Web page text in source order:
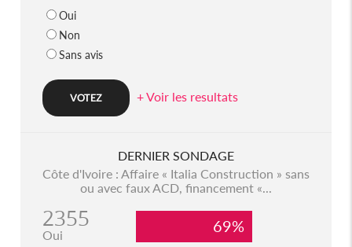
Oui
Non
Sans avis
+ Voir les resultats
DERNIER SONDAGE
Côte d'Ivoire : Affaire « Italia Construction » sans
ou avec faux ACD, financement «...
2355
Oui 69%